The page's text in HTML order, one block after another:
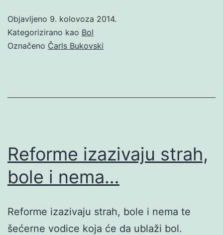
Objavljeno 9. kolovoza 2014.
Kategorizirano kao Bol
Označeno Čarls Bukovski
Reforme izazivaju strah,
bole i nema…
Reforme izazivaju strah, bole i nema te
šećerne vodice koja će da ublaži bol.